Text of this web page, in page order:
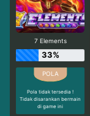
7 Elements
33%
Pola tidak tersedia !
Tidak disarankan bermain
di game ini